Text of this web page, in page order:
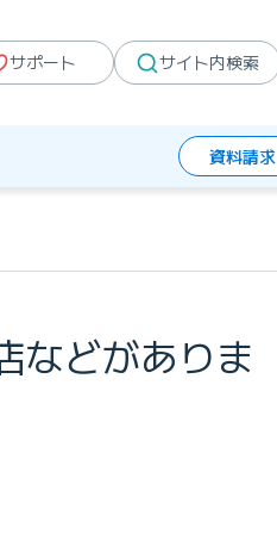
サポート サイト内検索
資料請求
などがありま